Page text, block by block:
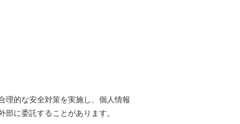
理的な安全対策を実施し、個人情報
に委託することがあります。